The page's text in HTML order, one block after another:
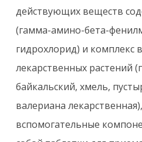
действующих веществ
(гамма-амино-бета-
гидрохлорид) и комплекс
лекарственных растений
байкальский, хмель,
валериана
вспомогательные